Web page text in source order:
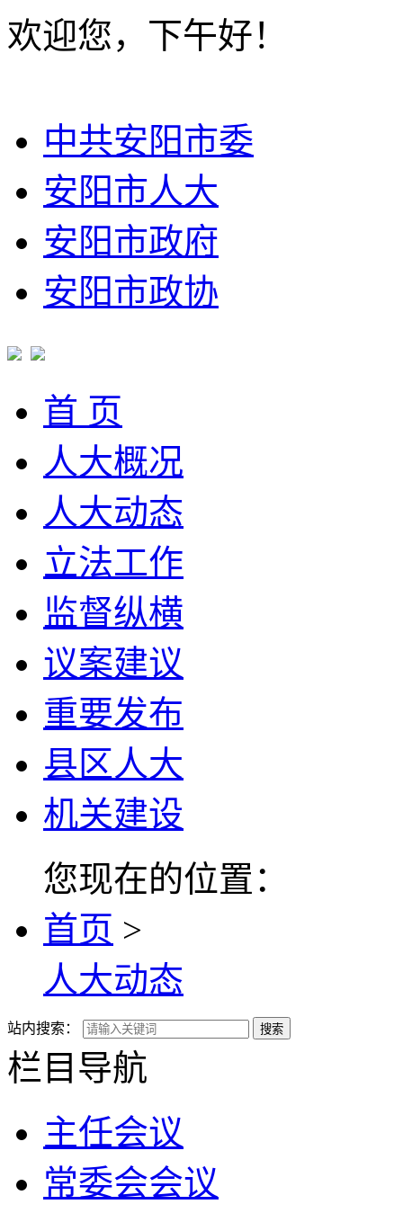
欢迎您，下午好！
中共安阳市委
安阳市人大
安阳市政府
安阳市政协
首 页
人大概况
人大动态
立法工作
监督纵横
议案建议
重要发布
县区人大
机关建设
您现在的位置：
首页 >
人大动态
站内搜索： 搜索
栏目导航
主任会议
常委会会议